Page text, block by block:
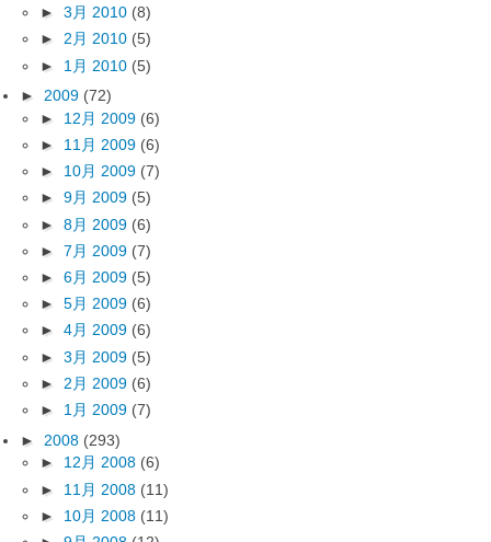
► 3月 2010 (8)
► 2月 2010 (5)
► 1月 2010 (5)
► 2009 (72)
► 12月 2009 (6)
► 11月 2009 (6)
► 10月 2009 (7)
► 9月 2009 (5)
► 8月 2009 (6)
► 7月 2009 (7)
► 6月 2009 (5)
► 5月 2009 (6)
► 4月 2009 (6)
► 3月 2009 (5)
► 2月 2009 (6)
► 1月 2009 (7)
► 2008 (293)
► 12月 2008 (6)
► 11月 2008 (11)
► 10月 2008 (11)